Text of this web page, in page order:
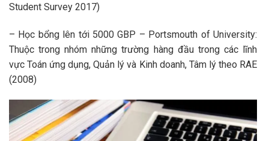
Student Survey 2017)
– Học bổng lên tới 5000 GBP – Portsmouth of University:
Thuộc trong nhóm những trường hàng đầu trong các lĩnh
vực Toán ứng dụng, Quản lý và Kinh doanh, Tâm lý theo RAE
(2008)